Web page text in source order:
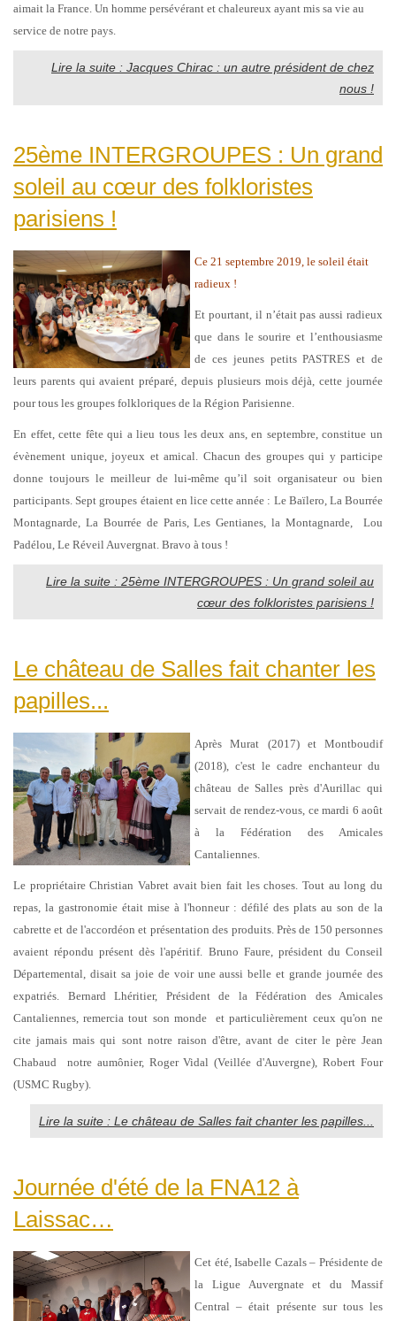
aimait la France. Un homme persévérant et chaleureux ayant mis sa vie au
service de notre pays.
Lire la suite : Jacques Chirac : un autre président de chez
nous !
25ème INTERGROUPES : Un grand
soleil au cœur des folkloristes
parisiens !
Ce 21 septembre 2019, le soleil était
radieux !
Et pourtant, il n’était pas aussi radieux
que dans le sourire et l’enthousiasme
de ces jeunes petits PASTRES et de
leurs parents qui avaient préparé, depuis plusieurs mois déjà, cette journée
pour tous les groupes folkloriques de la Région Parisienne.
En effet, cette fête qui a lieu tous les deux ans, en septembre, constitue un
évènement unique, joyeux et amical. Chacun des groupes qui y participe
donne toujours le meilleur de lui-même qu’il soit organisateur ou bien
participants. Sept groupes étaient en lice cette année : Le Baïlero, La Bourrée
Montagnarde, La Bourrée de Paris, Les Gentianes, la Montagnarde, Lou
Padélou, Le Réveil Auvergnat. Bravo à tous !
Lire la suite : 25ème INTERGROUPES : Un grand soleil au
cœur des folkloristes parisiens !
Le château de Salles fait chanter les
papilles...
Après Murat (2017) et Montboudif
(2018), c'est le cadre enchanteur du
château de Salles près d'Aurillac qui
servait de rendez-vous, ce mardi 6 août
à la Fédération des Amicales
Cantaliennes.
Le propriétaire Christian Vabret avait bien fait les choses. Tout au long du
repas, la gastronomie était mise à l'honneur : défilé des plats au son de la
cabrette et de l'accordéon et présentation des produits. Près de 150 personnes
avaient répondu présent dès l'apéritif. Bruno Faure, président du Conseil
Départemental, disait sa joie de voir une aussi belle et grande journée des
expatriés. Bernard Lhéritier, Président de la Fédération des Amicales
Cantaliennes, remercia tout son monde et particulièrement ceux qu'on ne
cite jamais mais qui sont notre raison d'être, avant de citer le père Jean
Chabaud notre aumônier, Roger Vidal (Veillée d'Auvergne), Robert Four
(USMC Rugby).
Lire la suite : Le château de Salles fait chanter les papilles...
Journée d'été de la FNA12 à
Laissac…
Cet été, Isabelle Cazals – Présidente de
la Ligue Auvergnate et du Massif
Central – était présente sur tous les